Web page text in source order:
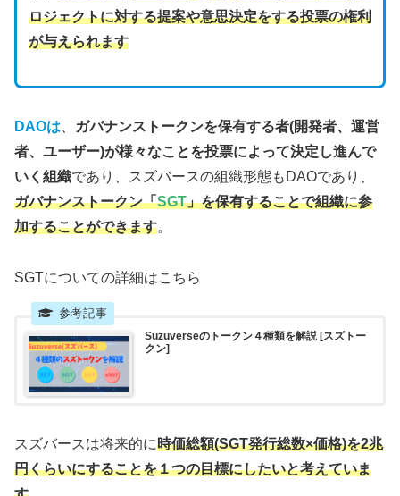
ロジェクトに対する提案や意思決定をする投票の権利
が与えられます
DAOは
ガバナンストークンを保有する者(開発者、運営
者、ユーザー)が様々なことを投票によって決定し進んで
いく組織であり、スズバースの組織形態もDAOであり、
ガバナンストークン「SGT」を保有することで組織に参
加することができます。
SGTについての詳細はこちら
Suzuverseのトークン４種類を解説 [スズトー
クン]
スズバースは将来的に時価総額(SGT発行総数×価格)を2兆
円くらいにすることを１つの目標にしたいと考えていま